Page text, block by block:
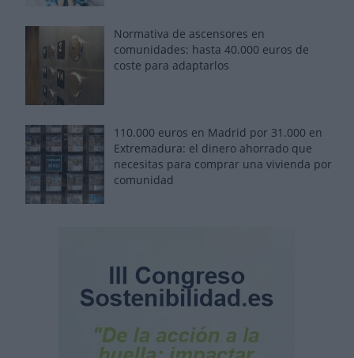
Normativa de ascensores en
comunidades: hasta 40.000 euros de
coste para adaptarlos
110.000 euros en Madrid por 31.000 en
Extremadura: el dinero ahorrado que
necesitas para comprar una vivienda por
comunidad